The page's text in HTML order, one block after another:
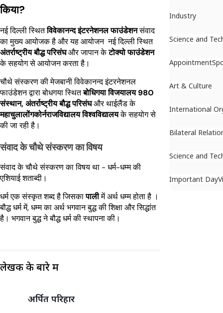
किया?
नई दिल्ली स्थितविवेकानन्द इंटरनेशनल फाउंडेशनसंवाद
का मुख्य आयोजक है और यह आयोजन नई दिल्ली स्थित
अंतर्राष्ट्रीय बौद्ध परिसंघऔर जापान केटोक्यो फाउंडेशन
के सहयोग से आयोजन करता है।
चौथे संस्करण की मेजबानी विवेकानन्द इंटरनेशनल
फाउंडेशन द्वारा बोधगया स्थितबोधिगया विजयालय 980
संस्थान,अंतर्राष्ट्रीय बौद्ध परिसंघऔर थाईलैंड के
महाचुलालोंगकोर्नराजविद्यालय विश्वविद्यालयके सहयोग से
की जा रही है।
संवाद के चौथे संस्करण का विषय
संवाद के चौथे संस्करण का विषय था - धर्म-धम्म की
एशियाई शताब्दी।
धर्म एक संस्कृत शब्द है जिसकापालीमें अर्थ धम्म होता है ।
बौद्ध धर्म में, धम्म का अर्थ भगवान बुद्ध की शिक्षा और सिद्धांत
है। भगवान बुद्ध ने बौद्ध धर्म की स्थापना की।
लेखक के बारे में
अर्पित परिहार
Industry
Science and
Appointment
Art & Culture
International
Bilateral
Science and
Important Day